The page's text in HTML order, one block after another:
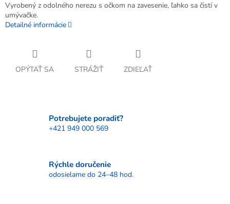
Vyrobený z odolného nerezu s očkom na zavesenie, ľahko sa čistí v
umývačke.
Detailné informácie
OPÝTAŤ SA STRÁŽIŤ ZDIEĽAŤ
Potrebujete poradiť?
+421 949 000 569
Rýchle doručenie
odosielame do 24–48 hod.